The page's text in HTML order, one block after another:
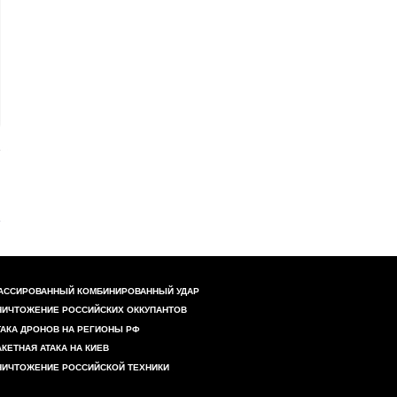
КОМБИНИРОВАННЫЙ УДАР
РОССИЙСКИХ ОККУПАНТОВ
ДРОНОВ НА РЕГИОНЫ РФ
АТАКА НА КИЕВ
РОССИЙСКОЙ ТЕХНИКИ